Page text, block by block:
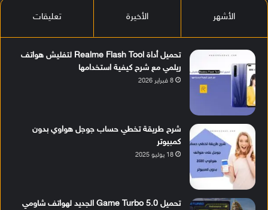
الأشهر الأخيرة تعليقات
تحميل أداة Realme Flash Tool لتفليش هواتف
ريلمي مع شرح كيفية استخدامها
8 فبراير 2026
شرح طريقة تخطي حساب جوجل هواوي بدون
كمبيوتر
18 يوليو 2025
تحميل Game Turbo 5.0 الجديد لهواتف شاومي